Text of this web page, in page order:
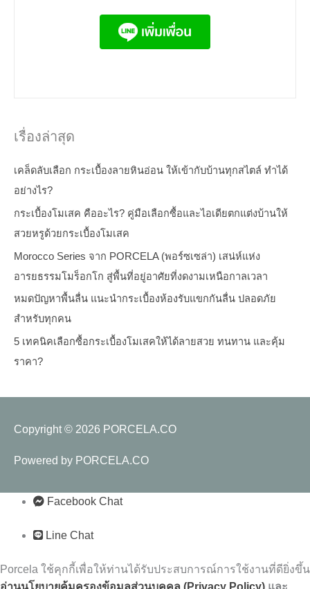
เรื่องล่าสุด
เคล็ดลับเลือก กระเบื้องลายหินอ่อน ให้เข้ากับบ้านทุกสไตล์ ทำได้
อย่างไร?
กระเบื้องโมเสค คืออะไร? คู่มือเลือกซื้อและไอเดียตกแต่งบ้านให้
สวยหรูด้วยกระเบื้องโมเสค
Morocco Series จาก PORCELA (พอร์ซเซล่า) เสน่ห์แห่ง
อารยธรรมโมร็อกโก สู่พื้นที่อยู่อาศัยที่งดงามเหนือกาลเวลา
หมดปัญหาพื้นลื่น แนะนำกระเบื้องห้องรับแขกกันลื่น ปลอดภัย
สำหรับทุกคน
5 เทคนิคเลือกซื้อกระเบื้องโมเสคให้ได้ลายสวย ทนทาน และคุ้ม
ราคา?
Copyright © 2026 PORCELA.CO
Powered by PORCELA.CO
Facebook Chat
Line Chat
Porcela ใช้คุกกี้เพื่อให้ท่านได้รับประสบการณ์การใช้งานที่ดียิ่งขึ้น